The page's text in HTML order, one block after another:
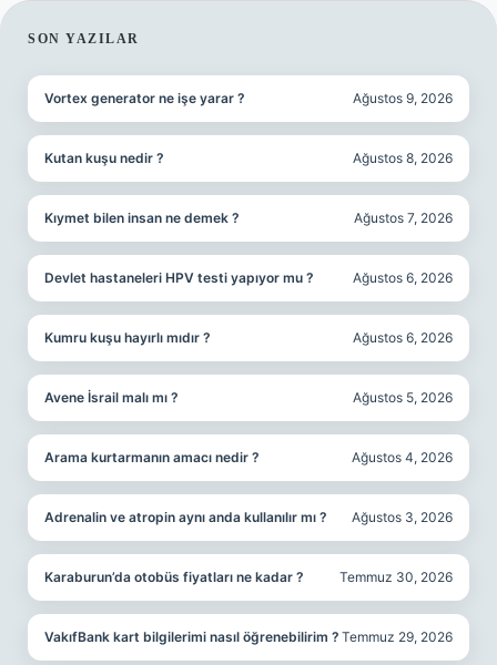
SIDEBAR
SON YAZILAR
Vortex generator ne işe yarar ? Ağustos 9, 2026
Kutan kuşu nedir ? Ağustos 8, 2026
Kıymet bilen insan ne demek ? Ağustos 7, 2026
Devlet hastaneleri HPV testi yapıyor mu ? Ağustos 6, 2026
Kumru kuşu hayırlı mıdır ? Ağustos 6, 2026
Avene İsrail malı mı ? Ağustos 5, 2026
Arama kurtarmanın amacı nedir ? Ağustos 4, 2026
Adrenalin ve atropin aynı anda kullanılır mı ? Ağustos 3, 2026
Karaburun’da otobüs fiyatları ne kadar ? Temmuz 30, 2026
VakıfBank kart bilgilerimi nasıl öğrenebilirim ? Temmuz 29, 2026